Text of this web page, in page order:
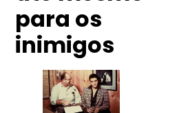
para os
inimigos